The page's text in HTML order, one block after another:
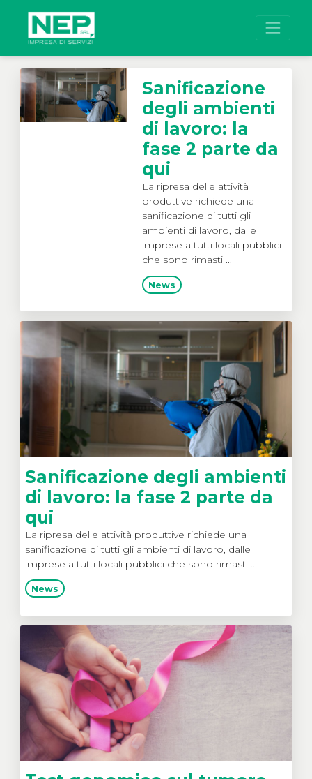
Sanificazione
degli ambienti
di lavoro: la
fase 2 parte da
qui
La ripresa delle attività
produttive richiede una
sanificazione di tutti gli
ambienti di lavoro, dalle
imprese a tutti locali pubblici
che sono rimasti ...
News
Sanificazione degli ambienti
di lavoro: la fase 2 parte da
qui
La ripresa delle attività produttive richiede una
sanificazione di tutti gli ambienti di lavoro, dalle
imprese a tutti locali pubblici che sono rimasti ...
News